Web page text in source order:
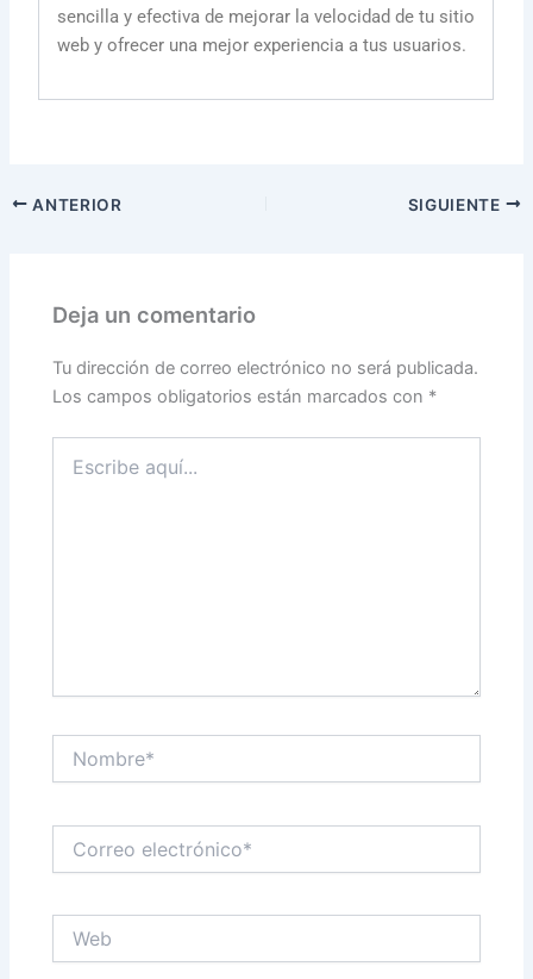
sencilla y efectiva de mejorar la velocidad de tu sitio
web y ofrecer una mejor experiencia a tus usuarios.
ANTERIOR SIGUIENTE
Deja un comentario
Tu dirección de correo electrónico no será publicada.
Los campos obligatorios están marcados con *
aquí...
electrónico*